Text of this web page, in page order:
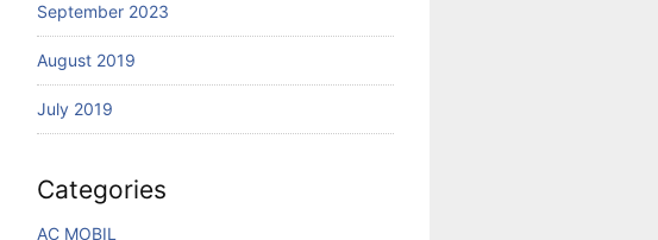
September 2023
August 2019
July 2019
Categories
AC MOBIL